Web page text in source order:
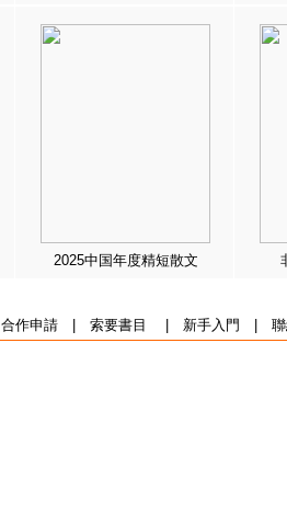
2025中国年度精短散文
合作申請| 索要書目 新手入門